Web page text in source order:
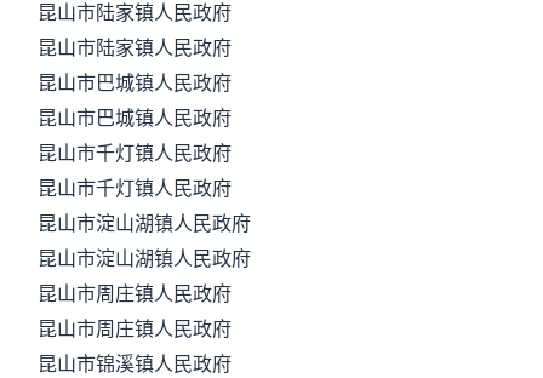
昆山市陆家镇人民政府
昆山市陆家镇人民政府
昆山市巴城镇人民政府
昆山市巴城镇人民政府
昆山市千灯镇人民政府
昆山市千灯镇人民政府
昆山市淀山湖镇人民政府
昆山市淀山湖镇人民政府
昆山市周庄镇人民政府
昆山市周庄镇人民政府
昆山市锦溪镇人民政府